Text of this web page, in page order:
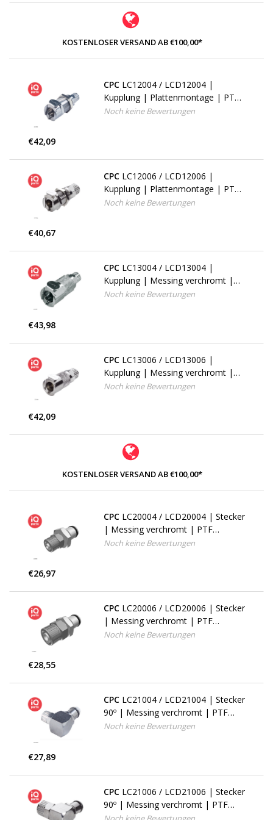
KOSTENLOSER VERSAND AB €100,00*
CPC LC12004 / LCD12004 |
Kupplung | Plattenmontage | PTF
Klemmring 6,4 mm AD / 4,3 mm ID
Noch keine Bewertungen
€42,09
CPC LC12006 / LCD12006 |
Kupplung | Plattenmontage | PTF
Klemmring 9,5 mm AD / 6,4 mm ID
Noch keine Bewertungen
€40,67
CPC LC13004 / LCD13004 |
Kupplung | Messing verchromt |
PTF Klemmring 6,4 mm AD / 4,3
Noch keine Bewertungen
€43,98
CPC LC13006 / LCD13006 |
Kupplung | Messing verchromt |
PTF Klemmring 9,5 mm AD / 6,4
Noch keine Bewertungen
€42,09
KOSTENLOSER VERSAND AB €100,00*
CPC LC20004 / LCD20004 | Stecker
| Messing verchromt | PTF
Klemmring 6,4 mm AD / 4,3 mm ID
Noch keine Bewertungen
€26,97
CPC LC20006 / LCD20006 | Stecker
| Messing verchromt | PTF
Klemmring 9,5 mm AD / 6,4 mm ID
Noch keine Bewertungen
€28,55
CPC LC21004 / LCD21004 | Stecker
90º | Messing verchromt | PTF
Klemmring 6,4 mm AD / 4,3 mm ID
Noch keine Bewertungen
€27,89
CPC LC21006 / LCD21006 | Stecker
90º | Messing verchromt | PTF
Klemmring 9,5 mm AD / 6,4 mm ID